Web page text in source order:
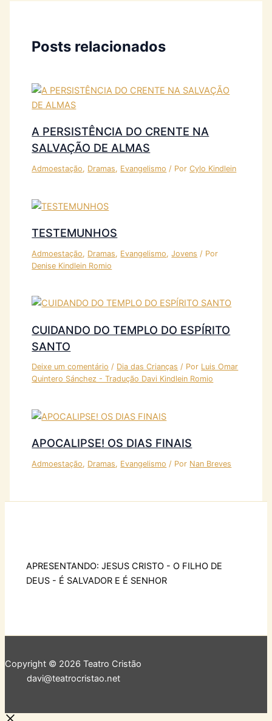
Posts relacionados
A PERSISTÊNCIA DO CRENTE NA
SALVAÇÃO DE ALMAS
Admoestação, Dramas, Evangelismo / PorCylo Kindlein
TESTEMUNHOS
Admoestação, Dramas, Evangelismo,Jovens / Por
Denise Kindlein Romio
CUIDANDO DO TEMPLO DO ESPÍRITO
SANTO
Deixe um comentário / Dia das Crianças / Por Luis Omar
Quintero Sánchez - Tradução Davi Kindlein Romio
APOCALIPSE! OS DIAS FINAIS
Admoestação, Dramas, Evangelismo / Por Nan Breves
APRESENTANDO: JESUS CRISTO - O FILHO DE
DEUS - É SALVADOR E É SENHOR
Copyright © 2026 Teatro Cristão
davi@teatrocristao.net